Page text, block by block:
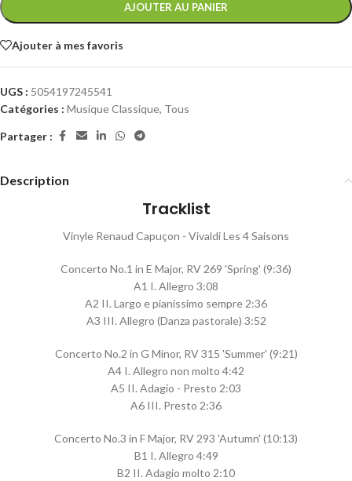
AJOUTER AU PANIER
Ajouter à mes favoris
UGS : 5054197245541
Catégories : Musique Classique, Tous
Partager :
Description
Tracklist
Vinyle Renaud Capuçon - Vivaldi Les 4 Saisons
Concerto No.1 in E Major, RV 269 'Spring' (9:36)
A1 I. Allegro 3:08
A2 II. Largo e pianissimo sempre 2:36
A3 III. Allegro (Danza pastorale) 3:52
Concerto No.2 in G Minor, RV 315 'Summer' (9:21)
A4 I. Allegro non molto 4:42
A5 II. Adagio - Presto 2:03
A6 III. Presto 2:36
Concerto No.3 in F Major, RV 293 'Autumn' (10:13)
B1 I. Allegro 4:49
B2 II. Adagio molto 2:10